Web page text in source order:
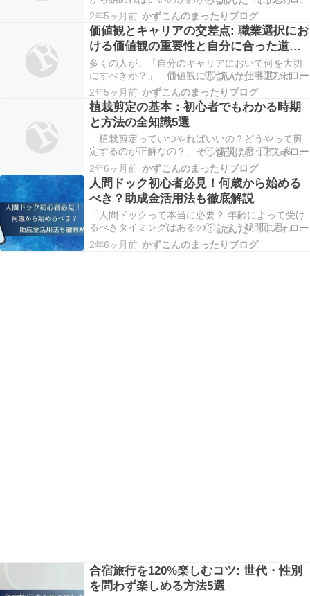
もいるかもしれません。 実は、モルディブ旅行の
計画には、飛行機の選び方から時差への対策ま
で、知っておくべきポイントがいくつかありま
す。 この記事では、初めてのモルディブ旅行を楽
しむための完全…
2年5ヶ月前 かずこんのまったりブログ
価値観とキャリアの交差点: 職業選択にお
ける価値観の重要性と自分に合った道の
選び方
多くの人が、「自分のキャリアにおいて何を大切
にすべきか？」「価値観に基づいた仕事選びは本
当に可能なの？」と疑問に思っているかもしれま
せん。 実は、価値観をキャリア選択の中心に置く
ことで、仕事の満足度を大きく向上させることが
可能です。 この記事では、価値観に基づいたキャ
リア選択の…
2年5ヶ月前 かずこんのまったりブログ
植栽剪定の基本：初心者でもわかる時期
と方法の全知識5選
「植栽剪定っていつやればいいの？どうやって剪
定するのが正解なの？」そう疑問に思う方も多い
のではないでしょうか。特に初心者の方にとっ
て、植栽剪定は難しそうに感じられるかもしれま
せん。しかし、正しい時期と方法を知ることで、
誰でも美しい庭を作ることが可能です。 この記事
では、植栽剪定…
2年6ヶ月前 かずこんのまったりブログ
人間ドック初心者必見！何歳から始める
べき？助成金活用法も徹底解説
「人間ドックって本当に必要？ 年齢によって受け
るべきタイミングはあるの？」そう疑問に思って
いる方も多いのではないでしょうか。 実は、人間
ドックを始める適切な年齢や、助成金を活用する
2年6ヶ月前 かずこんのまったりブログ
合宿旅行を120%楽しむコツ: 世代・性別
を問わず楽しめる方法5選